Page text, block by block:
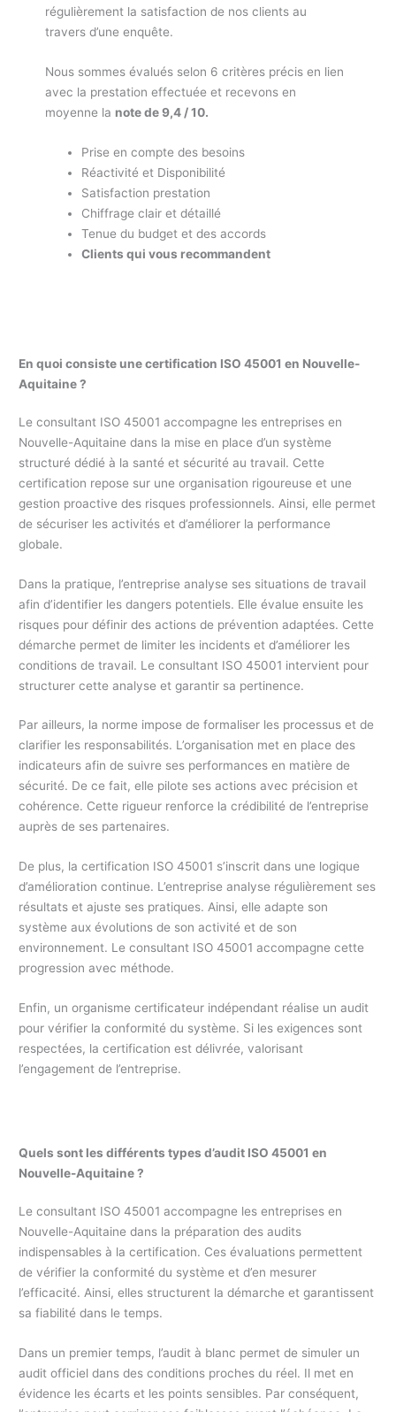
régulièrement la satisfaction de nos clients au
travers d’une enquête.
Nous sommes évalués selon 6 critères précis en lien
avec la prestation effectuée et recevons en
moyenne la note de 9,4 / 10.
Prise en compte des besoins
Réactivité et Disponibilité
Satisfaction prestation
Chiffrage clair et détaillé
Tenue du budget et des accords
Clients qui vous recommandent
En quoi consiste une certification ISO 45001 en Nouvelle-
Aquitaine ?
Le consultant ISO 45001 accompagne les entreprises en
Nouvelle-Aquitaine dans la mise en place d’un système
structuré dédié à la santé et sécurité au travail. Cette
certification repose sur une organisation rigoureuse et une
gestion proactive des risques professionnels. Ainsi, elle permet
de sécuriser les activités et d’améliorer la performance
globale.
Dans la pratique, l’entreprise analyse ses situations de travail
afin d’identifier les dangers potentiels. Elle évalue ensuite les
risques pour définir des actions de prévention adaptées. Cette
démarche permet de limiter les incidents et d’améliorer les
conditions de travail. Le consultant ISO 45001 intervient pour
structurer cette analyse et garantir sa pertinence.
Par ailleurs, la norme impose de formaliser les processus et de
clarifier les responsabilités. L’organisation met en place des
indicateurs afin de suivre ses performances en matière de
sécurité. De ce fait, elle pilote ses actions avec précision et
cohérence. Cette rigueur renforce la crédibilité de l’entreprise
auprès de ses partenaires.
De plus, la certification ISO 45001 s’inscrit dans une logique
d’amélioration continue. L’entreprise analyse régulièrement ses
résultats et ajuste ses pratiques. Ainsi, elle adapte son
système aux évolutions de son activité et de son
environnement. Le consultant ISO 45001 accompagne cette
progression avec méthode.
Enfin, un organisme certificateur indépendant réalise un audit
pour vérifier la conformité du système. Si les exigences sont
respectées, la certification est délivrée, valorisant
l’engagement de l’entreprise.
Quels sont les différents types d’audit ISO 45001 en
Nouvelle-Aquitaine ?
Le consultant ISO 45001 accompagne les entreprises en
Nouvelle-Aquitaine dans la préparation des audits
indispensables à la certification. Ces évaluations permettent
de vérifier la conformité du système et d’en mesurer
l’efficacité. Ainsi, elles structurent la démarche et garantissent
sa fiabilité dans le temps.
Dans un premier temps, l’audit à blanc permet de simuler un
audit officiel dans des conditions proches du réel. Il met en
évidence les écarts et les points sensibles. Par conséquent,